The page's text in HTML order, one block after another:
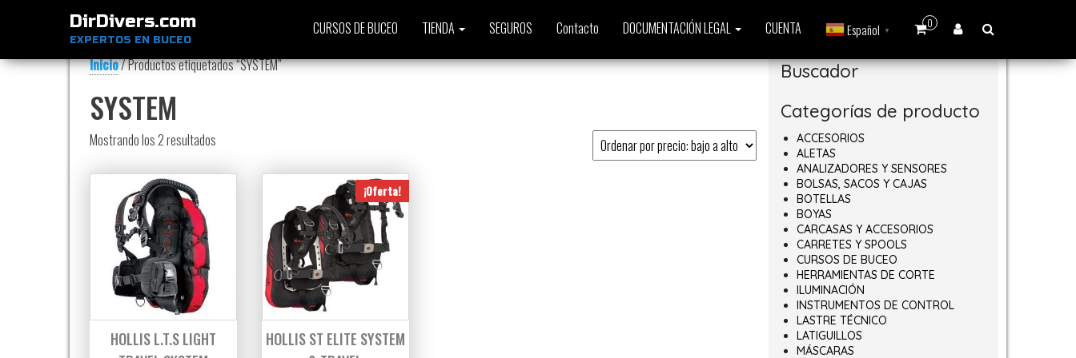
DirDivers.com
EXPERTOS EN BUCEO
0
CURSOS DE BUCEO TIENDA SEGUROS Contacto DOCUMENTACIÓN LEGAL CUENTA Español ▼
Inicio/ Productos etiquetados “SYSTEM”
SYSTEM
Mostrando los 2 resultados
HOLLIS L.T.S LIGHT
¡Oferta!
HOLLIS ST ELITE SYSTEM
Buscador
Categorías de producto
ACCESORIOS
ALETAS
ANALIZADORES Y SENSORES
BOLSAS, SACOS Y CAJAS
BOTELLAS
BOYAS
CARCASAS Y ACCESORIOS
CARRETES Y SPOOLS
CURSOS DE BUCEO
HERRAMIENTAS DE CORTE
ILUMINACIÓN
INSTRUMENTOS DE CONTROL
LASTRE TÉCNICO
LATIGUILLOS
MÁSCARAS